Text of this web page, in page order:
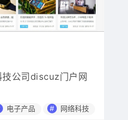
技公司discuz门户网
电子产品 # 网络科技